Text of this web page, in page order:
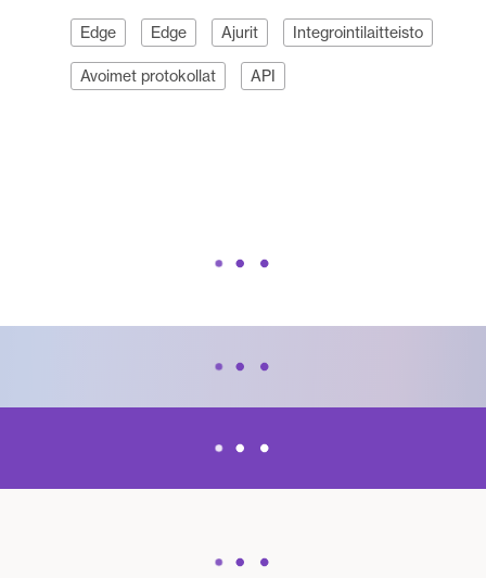
Edge Edge Ajurit Integrointilaitteisto
Avoimet protokollat API